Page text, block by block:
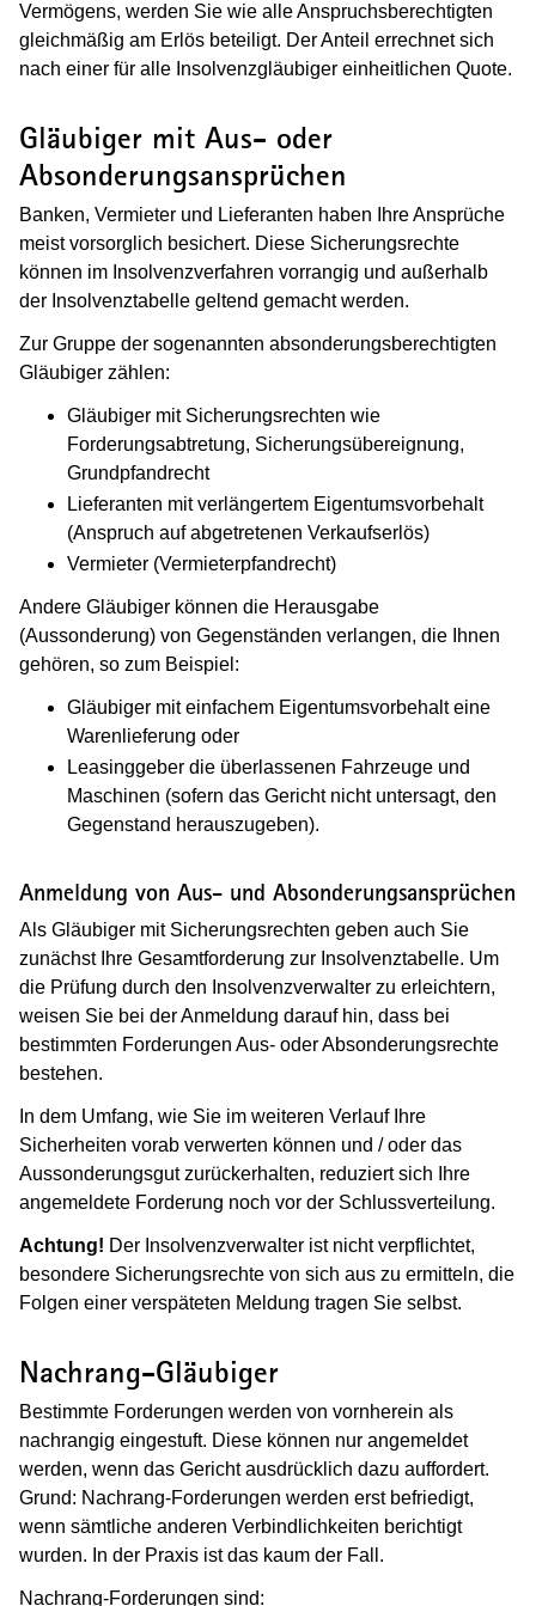
Vermögens, werden Sie wie alle Anspruchsberechtigten
gleichmäßig am Erlös beteiligt. Der Anteil errechnet sich
nach einer für alle Insolvenzgläubiger einheitlichen Quote.
Gläubiger mit Aus- oder
Absonderungsansprüchen
Banken, Vermieter und Lieferanten haben Ihre Ansprüche
meist vorsorglich besichert. Diese Sicherungsrechte
können im Insolvenzverfahren vorrangig und außerhalb
der Insolvenztabelle geltend gemacht werden.
Zur Gruppe der sogenannten absonderungsberechtigten
Gläubiger zählen:
Gläubiger mit Sicherungsrechten wie
Forderungsabtretung, Sicherungsübereignung,
Grundpfandrecht
Lieferanten mit verlängertem Eigentumsvorbehalt
(Anspruch auf abgetretenen Verkaufserlös)
Vermieter (Vermieterpfandrecht)
Andere Gläubiger können die Herausgabe
(Aussonderung) von Gegenständen verlangen, die Ihnen
gehören, so zum Beispiel:
Gläubiger mit einfachem Eigentumsvorbehalt eine
Warenlieferung oder
Leasinggeber die überlassenen Fahrzeuge und
Maschinen (sofern das Gericht nicht untersagt, den
Gegenstand herauszugeben).
Anmeldung von Aus- und Absonderungsansprüchen
Als Gläubiger mit Sicherungsrechten geben auch Sie
zunächst Ihre Gesamtforderung zur Insolvenztabelle. Um
die Prüfung durch den Insolvenzverwalter zu erleichtern,
weisen Sie bei der Anmeldung darauf hin, dass bei
bestimmten Forderungen Aus- oder Absonderungsrechte
bestehen.
In dem Umfang, wie Sie im weiteren Verlauf Ihre
Sicherheiten vorab verwerten können und / oder das
Aussonderungsgut zurückerhalten, reduziert sich Ihre
angemeldete Forderung noch vor der Schlussverteilung.
Achtung! Der Insolvenzverwalter ist nicht verpflichtet,
besondere Sicherungsrechte von sich aus zu ermitteln, die
Folgen einer verspäteten Meldung tragen Sie selbst.
Nachrang-Gläubiger
Bestimmte Forderungen werden von vornherein als
nachrangig eingestuft. Diese können nur angemeldet
werden, wenn das Gericht ausdrücklich dazu auffordert.
Grund: Nachrang-Forderungen werden erst befriedigt,
wenn sämtliche anderen Verbindlichkeiten berichtigt
wurden. In der Praxis ist das kaum der Fall.
Nachrang-Forderungen sind: